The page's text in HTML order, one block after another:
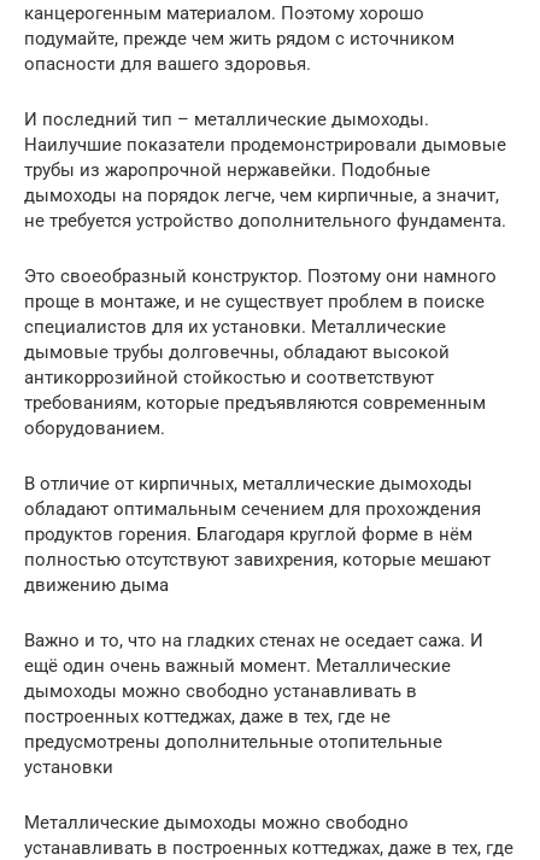
канцерогенным материалом. Поэтому хорошо
подумайте, прежде чем жить рядом с источником
опасности для вашего здоровья.
И последний тип – металлические дымоходы.
Наилучшие показатели продемонстрировали дымовые
трубы из жаропрочной нержавейки. Подобные
дымоходы на порядок легче, чем кирпичные, а значит,
не требуется устройство дополнительного фундамента.
Это своеобразный конструктор. Поэтому они намного
проще в монтаже, и не существует проблем в поиске
специалистов для их установки. Металлические
дымовые трубы долговечны, обладают высокой
антикоррозийной стойкостью и соответствуют
требованиям, которые предъявляются современным
оборудованием.
В отличие от кирпичных, металлические дымоходы
обладают оптимальным сечением для прохождения
продуктов горения. Благодаря круглой форме в нём
полностью отсутствуют завихрения, которые мешают
движению дыма
Важно и то, что на гладких стенах не оседает сажа. И
ещё один очень важный момент. Металлические
дымоходы можно свободно устанавливать в
построенных коттеджах, даже в тех, где не
предусмотрены дополнительные отопительные
установки
Металлические дымоходы можно свободно
устанавливать в построенных коттеджах, даже в тех, где